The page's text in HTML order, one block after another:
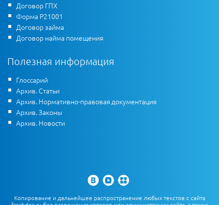
Договор ГПХ
Форма Р21001
Договор займа
Договор найма помещения
Полезная информация
Глоссарий
Архив. Статьи
Архив. Нормативно-правовая документация
Архив. Законы
Архив. Новости
Копирование и дальнейшее распространение любых текстов с сайта